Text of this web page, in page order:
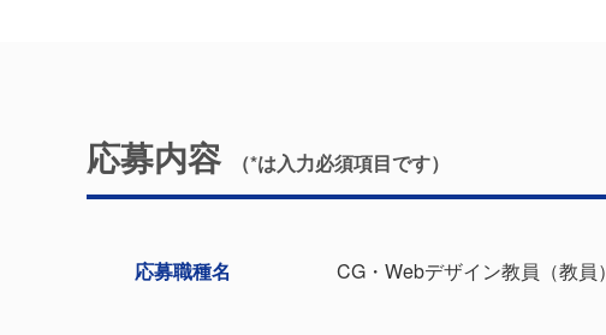
応募内容 （*は⼊⼒必須項⽬です）
応募職種名 CG・Webデザイン教員（教員）